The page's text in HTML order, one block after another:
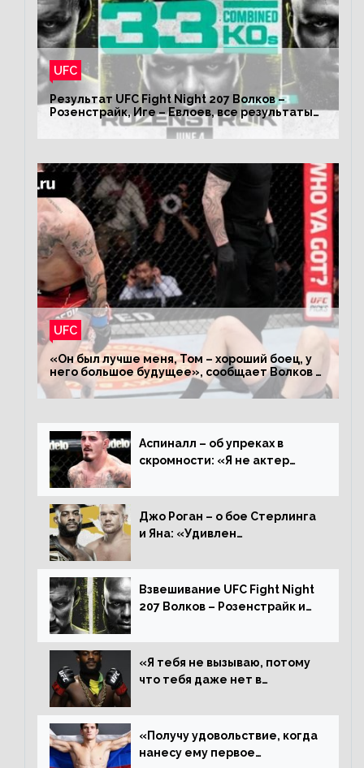
UFC
Результат UFC Fight Night 207 Волков –
Розенстрайк, Иге – Евлоев, все результаты
турнира ЮФС ФН 207
UFC
«Он был лучше меня, Том – хороший боец, у
него большое будущее», сообщает Волков –
о поражении Аспиналлу
Аспиналл – об упреках в
скромности: «Я не актер
дерьмо»
Джо Роган – о бое Стерлинга
и Яна: «Удивлен
Алджамейн определенно
выиграл»
Взвешивание UFC Fight Night
207 Волков – Розенстрайк и
«Я тебя не вызываю, потому
что тебя даже нет в
пауза», сообщает Стерлинг
ответил Сехудо
«Получу удовольствие, когда
нанесу ему первое